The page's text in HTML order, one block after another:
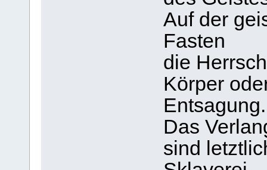
Auf der
Fasten
die
Körper
Entsagung.
Das
sind